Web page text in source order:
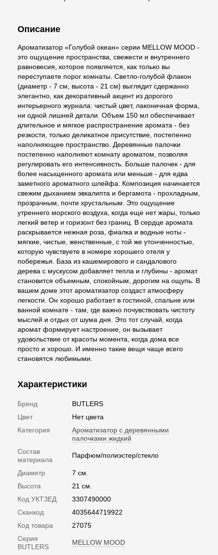
Описание
Ароматизатор «Голубой океан» серии MELLOW MOOD -
это ощущение пространства, свежести и внутреннего
равновесия, которое появляется, как только вы
переступаете порог комнаты. Светло-голубой флакон
(диаметр - 7 см, высота - 21 см) выглядит сдержанно
элегантно, как декоративный акцент из дорогого
интерьерного журнала: чистый цвет, лаконичная форма,
ни одной лишней детали. Объем 150 мл обеспечивает
длительное и мягкое распространение аромата - без
резкости, только деликатное присутствие, постепенно
наполняющее пространство. Деревянные палочки
постепенно наполняют комнату ароматом, позволяя
регулировать его интенсивность. Больше палочек - для
более насыщенного аромата или меньше - для едва
заметного ароматного шлейфа. Композиция начинается
свежим дыханием эвкалипта и бергамота - прохладным,
прозрачным, почти хрустальным. Это ощущение
утреннего морского воздуха, когда еще нет жары, только
легкий ветер и горизонт без границ. В сердце аромата
раскрывается нежная роза, фиалка и водные ноты -
мягкие, чистые, женственные, с той же утонченностью,
которую чувствуете в номере хорошего отеля у
побережья. База из кашемирового и сандалового
дерева с мускусом добавляет тепла и глубины - аромат
становится объемным, спокойным, дорогим на ощупь. В
вашем доме этот ароматизатор создаст атмосферу
легкости. Он хорошо работает в гостиной, спальне или
ванной комнате - там, где важно почувствовать чистоту
мыслей и отдых от шума дня. Это тот случай, когда
аромат формирует настроение, он вызывает
удовольствие от красоты момента, когда дома все
просто и хорошо. И именно такие вещи чаще всего
становятся любимыми.
Характеристики
Бренд
BUTLERS
Цвет
Нет цвета
Категория
Ароматизатор с деревянными
палочками жидкий
Состав
материала
Парфюм/полиэстер/стекло
Диаметр
7 см.
Высота
21 см.
Код УКТЗЕД
3307490000
Сканкод
4035644719922
Код товара
27075
Серия
BUTLERS
MELLOW MOOD